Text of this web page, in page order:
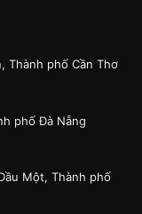
Thành phố Cần Thơ
phố Đà Nẵng
Một, Thành phố